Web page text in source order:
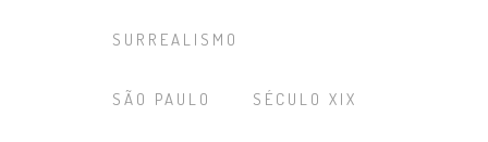
SURREALISMO
SÃO PAULO SÉCULO XIX